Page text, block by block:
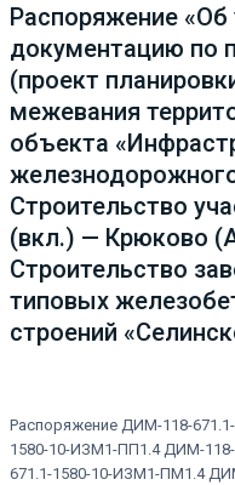
Распоряжение «Об
документацию по
(проект
межевания
объекта
Строительство
(вкл.) — Крюково
Строительство
типовых
строений
Распоряжение ДИМ-118-
1580-10-ИЗМ1-ПП1.4 ДИМ-
671.1-1580-10-ИЗМ1-ПМ1.4